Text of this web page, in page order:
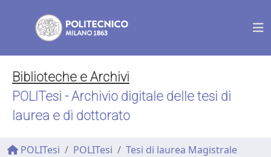
Biblioteche e Archivi
POLITesi - Archivio digitale delle tesi di
laurea e di dottorato
POLITesi POLITesi Tesi di laurea Magistrale